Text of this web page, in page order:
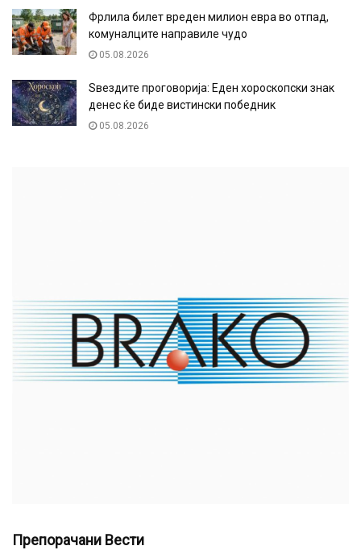
Фрлила билет вреден милион евра во отпад,
комуналците направиле чудо
05.08.2026
Ѕвездите проговорија: Еден хороскопски знак
денес ќе биде вистински победник
05.08.2026
Препорачани Вести